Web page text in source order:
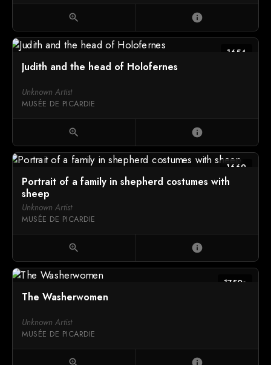
zoom_in info
1654
Judith and the head of Holofernes
Unknown Artist
MUSÉE DE PICARDIE
zoom_in info
1669
Portrait of a family in shepherd costumes with
sheep
Unknown Artist
MUSÉE DE PICARDIE
zoom_in info
1750s
The Washerwomen
Unknown Artist
MUSÉE DE PICARDIE